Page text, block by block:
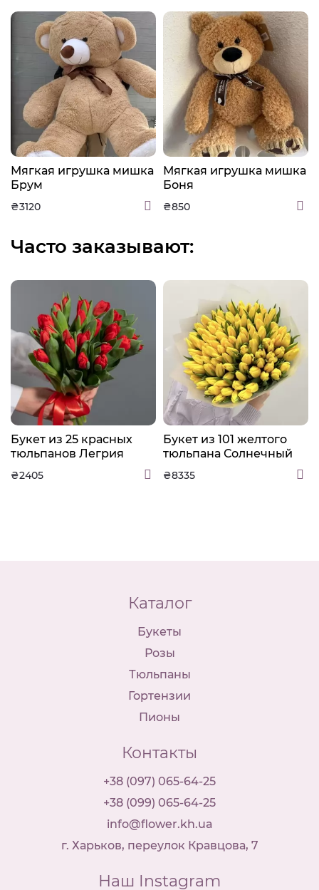
Мягкая игрушка мишка
Брум
₴3120
Мягкая игрушка мишка
Боня
₴850
Часто заказывают:
Букет из 25 красных
тюльпанов Легрия
₴2405
Букет из 101 желтого
тюльпана Солнечный
₴8335
Каталог
Букеты
Розы
Тюльпаны
Гортензии
Пионы
Контакты
+38 (097) 065-64-25
+38 (099) 065-64-25
info@flower.kh.ua
г. Харьков, переулок Кравцова, 7
Наш Instagram